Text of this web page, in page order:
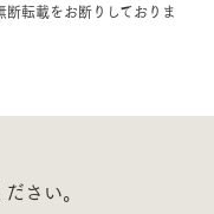
転載をお断りしておりま
さい。